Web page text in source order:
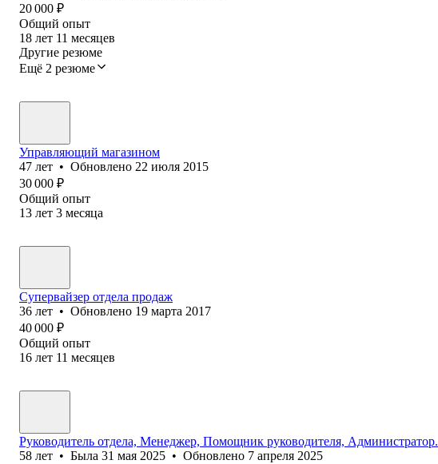
20 000 ₽
Общий опыт
18 лет 11 месяцев
Другие резюме
Ещё 2 резюме
Управляющий магазином
47 лет • Обновлено 22 июля 2015
30 000 ₽
Общий опыт
13 лет 3 месяца
Супервайзер отдела продаж
36 лет • Обновлено 19 марта 2017
40 000 ₽
Общий опыт
16 лет 11 месяцев
Руководитель отдела, Менеджер, Помощник руководителя, Администратор.
58 лет • Была 31 мая 2025 • Обновлено 7 апреля 2025